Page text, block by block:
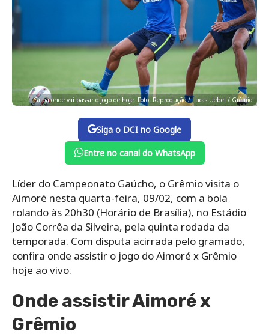
Saiba onde vai passar o jogo de hoje. Foto: Reprodução / Lucas Uebel / Grêmio
Siga o DCI no Google
Entre no canal do WhatsApp
Líder do Campeonato Gaúcho, o Grêmio visita o
Aimoré nesta quarta-feira, 09/02, com a bola
rolando às 20h30 (Horário de Brasília), no Estádio
João Corrêa da Silveira, pela quinta rodada da
temporada. Com disputa acirrada pelo gramado,
confira onde assistir o jogo do Aimoré x Grêmio
hoje ao vivo.
Onde assistir Aimoré x
Grêmio